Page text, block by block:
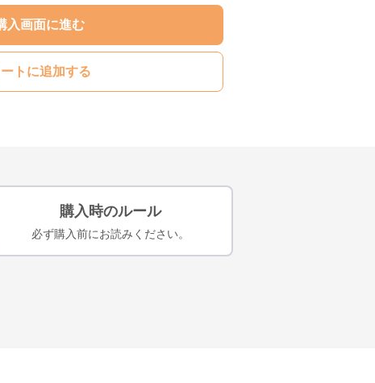
入画面に進む
トに追加する
購入時のルール
必ず購入前にお読みください。